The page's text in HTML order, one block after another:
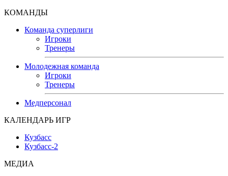
КОМАНДЫ
Команда суперлиги
Игроки
Тренеры
Молодежная команда
Игроки
Тренеры
Медперсонал
КАЛЕНДАРЬ ИГР
Кузбасс
Кузбасс-2
МЕДИА